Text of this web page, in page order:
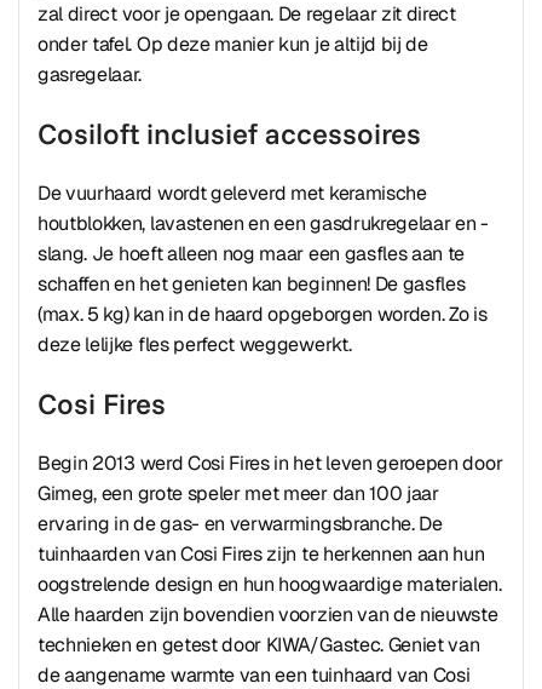
zal direct voor je opengaan. De regelaar zit direct
onder tafel. Op deze manier kun je altijd bij de
gasregelaar.
Cosiloft inclusief accessoires
De vuurhaard wordt geleverd met keramische
houtblokken, lavastenen en een gasdrukregelaar en -
slang. Je hoeft alleen nog maar een gasfles aan te
schaffen en het genieten kan beginnen! De gasfles
(max. 5 kg) kan in de haard opgeborgen worden. Zo is
deze lelijke fles perfect weggewerkt.
Cosi Fires
Begin 2013 werd Cosi Fires in het leven geroepen door
Gimeg, een grote speler met meer dan 100 jaar
ervaring in de gas- en verwarmingsbranche. De
tuinhaarden van Cosi Fires zijn te herkennen aan hun
oogstrelende design en hun hoogwaardige materialen.
Alle haarden zijn bovendien voorzien van de nieuwste
technieken en getest door KIWA/Gastec. Geniet van
de aangename warmte van een tuinhaard van Cosi